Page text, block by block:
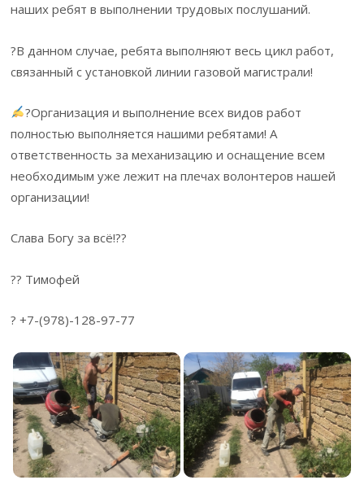
наших ребят в выполнении трудовых послушаний.
?В данном случае, ребята выполняют весь цикл работ,
связанный с установкой линии газовой магистрали!
?Организация и выполнение всех видов работ
полностью выполняется нашими ребятами! А
ответственность за механизацию и оснащение всем
необходимым уже лежит на плечах волонтеров нашей
организации!
Слава Богу за всё!??
?? Тимофей
? +7-(978)-128-97-77